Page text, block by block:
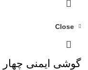
Close
گوشی ایمنی چهار